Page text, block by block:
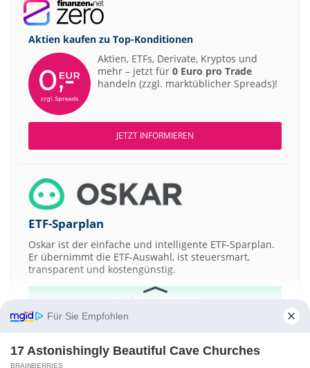
Aktien kaufen zu Top-Konditionen
Aktien, ETFs, Derivate, Kryptos und
mehr – jetzt für 0 Euro pro Trade
handeln (zzgl. marktüblicher Spreads)!
JETZT INFORMIEREN
ETF-Sparplan
Oskar ist der einfache und intelligente ETF-Sparplan.
Er übernimmt die ETF-Auswahl, ist steuersmart,
transparent und kostengünstig.
Für Sie Empfohlen
17 Astonishingly Beautiful Cave Churches
BRAINBERRIES